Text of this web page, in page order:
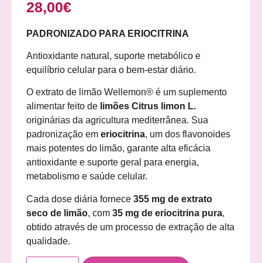
28,00€
PADRONIZADO PARA ERIOCITRINA
Antioxidante natural, suporte metabólico e
equilíbrio celular para o bem-estar diário.
O extrato de limão Wellemon® é um suplemento
alimentar feito de limões Citrus limon L.
originárias da agricultura mediterrânea. Sua
padronização em eriocitrina, um dos flavonoides
mais potentes do limão, garante alta eficácia
antioxidante e suporte geral para energia,
metabolismo e saúde celular.
Cada dose diária fornece 355 mg de extrato
seco de limão, com 35 mg de eriocitrina pura,
obtido através de um processo de extração de alta
qualidade.